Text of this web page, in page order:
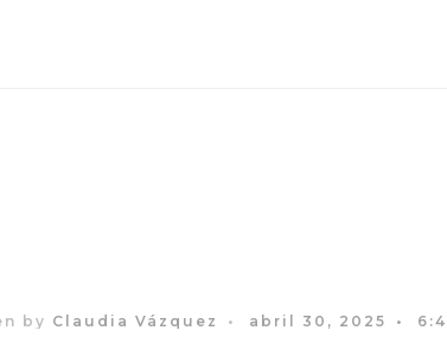
by Claudia Vázquez • abril 30, 2025 •